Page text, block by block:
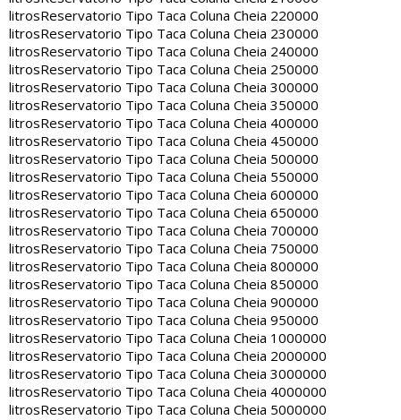
litrosReservatorio Tipo Taca Coluna Cheia 220000
litrosReservatorio Tipo Taca Coluna Cheia 230000
litrosReservatorio Tipo Taca Coluna Cheia 240000
litrosReservatorio Tipo Taca Coluna Cheia 250000
litrosReservatorio Tipo Taca Coluna Cheia 300000
litrosReservatorio Tipo Taca Coluna Cheia 350000
litrosReservatorio Tipo Taca Coluna Cheia 400000
litrosReservatorio Tipo Taca Coluna Cheia 450000
litrosReservatorio Tipo Taca Coluna Cheia 500000
litrosReservatorio Tipo Taca Coluna Cheia 550000
litrosReservatorio Tipo Taca Coluna Cheia 600000
litrosReservatorio Tipo Taca Coluna Cheia 650000
litrosReservatorio Tipo Taca Coluna Cheia 700000
litrosReservatorio Tipo Taca Coluna Cheia 750000
litrosReservatorio Tipo Taca Coluna Cheia 800000
litrosReservatorio Tipo Taca Coluna Cheia 850000
litrosReservatorio Tipo Taca Coluna Cheia 900000
litrosReservatorio Tipo Taca Coluna Cheia 950000
litrosReservatorio Tipo Taca Coluna Cheia 1000000
litrosReservatorio Tipo Taca Coluna Cheia 2000000
litrosReservatorio Tipo Taca Coluna Cheia 3000000
litrosReservatorio Tipo Taca Coluna Cheia 4000000
litrosReservatorio Tipo Taca Coluna Cheia 5000000